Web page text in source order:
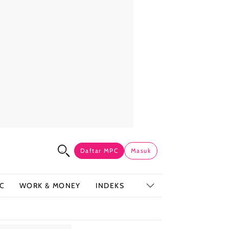
Daftar MPC Masuk
WORK & MONEY INDEKS